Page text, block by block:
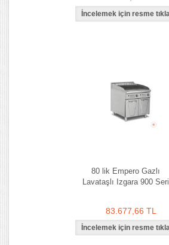
80 lik Empero Gazlı
Lavataşlı Izgara 900 Seri
83.677,66 TL